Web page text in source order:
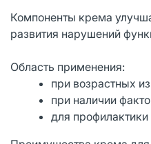
Компоненты крема
развития нарушений
Область применения:
при возрастных
при наличии
для